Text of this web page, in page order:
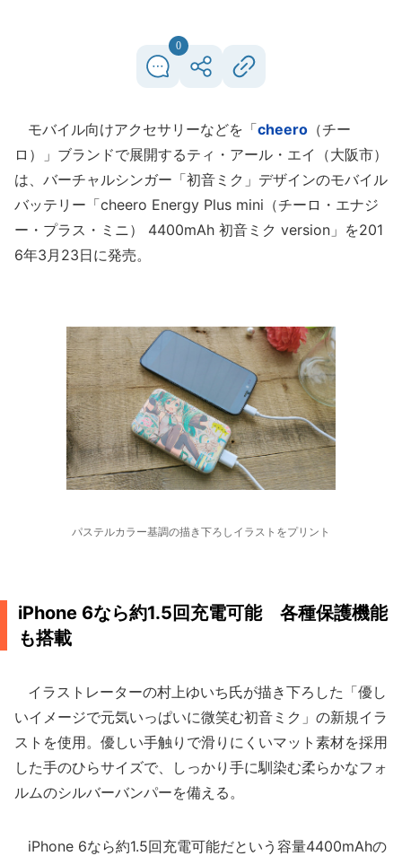
0
モバイル向けアクセサリーなどを「cheero （チー
ロ）」ブランドで展開するティ・アール・エイ（大阪市）
は、バーチャルシンガー「初音ミク」デザインのモバイル
バッテリー「cheero Energy Plus mini（チーロ・エナジ
ー・プラス・ミニ） 4400mAh 初音ミク version」を201
6年3月23日に発売。
パステルカラー基調の描き下ろしイラストをプリント
iPhone 6なら約1.5回充電可能 各種保護機能
も搭載
イラストレーターの村上ゆいち氏が描き下ろした「優し
いイメージで元気いっぱいに微笑む初音ミク」の新規イラ
ストを使用。優しい手触りで滑りにくいマット素材を採用
した手のひらサイズで、しっかり手に馴染む柔らかなフォ
ルムのシルバーバンパーを備える。
iPhone 6なら約1.5回充電可能だという容量4400mAhの